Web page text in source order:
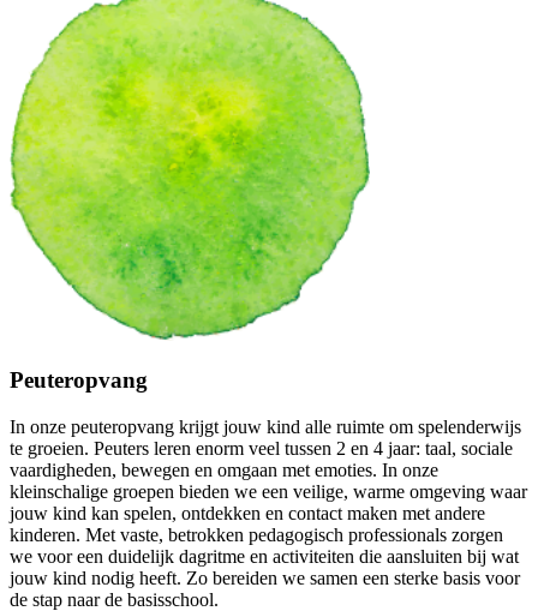
Peuteropvang
In onze peuteropvang krijgt jouw kind alle ruimte om spelenderwijs
te groeien. Peuters leren enorm veel tussen 2 en 4 jaar: taal, sociale
vaardigheden, bewegen en omgaan met emoties. In onze
kleinschalige groepen bieden we een veilige, warme omgeving waar
jouw kind kan spelen, ontdekken en contact maken met andere
kinderen. Met vaste, betrokken pedagogisch professionals zorgen
we voor een duidelijk dagritme en activiteiten die aansluiten bij wat
jouw kind nodig heeft. Zo bereiden we samen een sterke basis voor
de stap naar de basisschool.